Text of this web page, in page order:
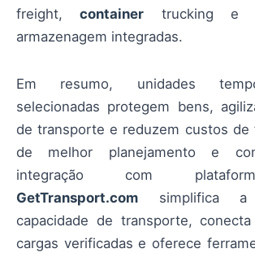
freight,container trucking e
armazenagem integradas.
Em resumo, unidades
selecionadas protegem bens,
de transporte e reduzem custos de
de melhor planejamento e
integração com
GetTransport.com simplifica a
capacidade de transporte,
cargas verificadas e oferece